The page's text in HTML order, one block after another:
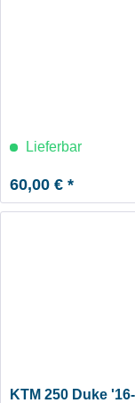
Lieferbar
60,00 € *
KTM 250 Duke